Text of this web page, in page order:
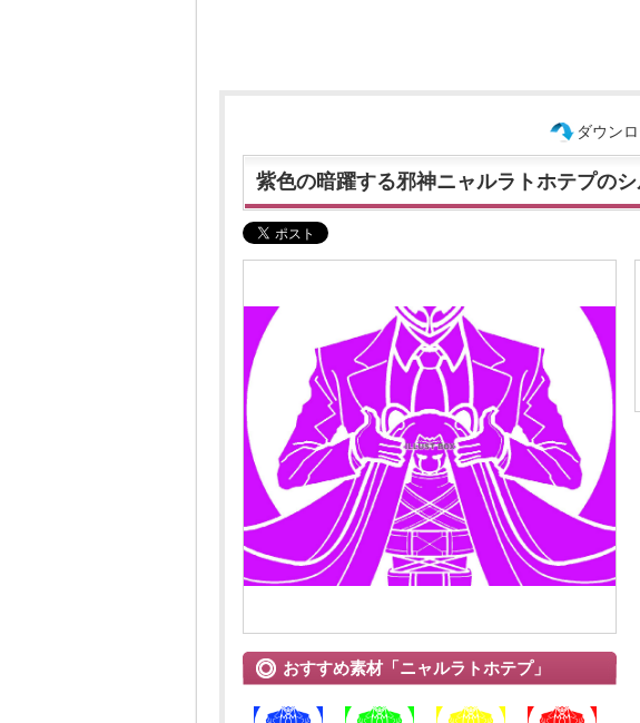
ダウン
紫色の暗躍する邪神ニャルラトホテプのシ
おすすめ素材「ニャルラトホテプ」